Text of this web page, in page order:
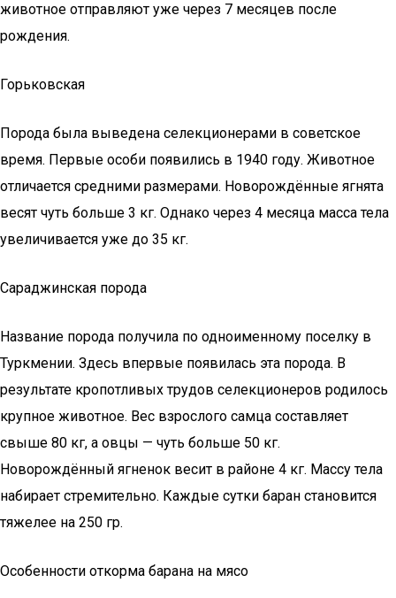
животное отправляют уже через 7 месяцев после
рождения.
Горьковская
Порода была выведена селекционерами в советское
время. Первые особи появились в 1940 году. Животное
отличается средними размерами. Новорождённые ягнята
весят чуть больше 3 кг. Однако через 4 месяца масса тела
увеличивается уже до 35 кг.
Сараджинская порода
Название порода получила по одноименному поселку в
Туркмении. Здесь впервые появилась эта порода. В
результате кропотливых трудов селекционеров родилось
крупное животное. Вес взрослого самца составляет
свыше 80 кг, а овцы — чуть больше 50 кг.
Новорождённый ягненок весит в районе 4 кг. Массу тела
набирает стремительно. Каждые сутки баран становится
тяжелее на 250 гр.
Особенности откорма барана на мясо